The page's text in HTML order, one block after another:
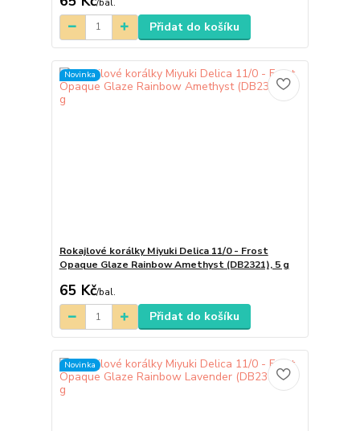
/bal.
Přidat do košíku
Novinka
Rokajlové korálky Miyuki Delica 11/0 - Frost
Opaque Glaze Rainbow Amethyst (DB2321), 5 g
65 Kč/bal.
Přidat do košíku
Novinka